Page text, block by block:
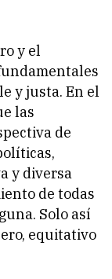
y el
y justa. En el
las
de
y diversa
de todas
Solo así
equitativo